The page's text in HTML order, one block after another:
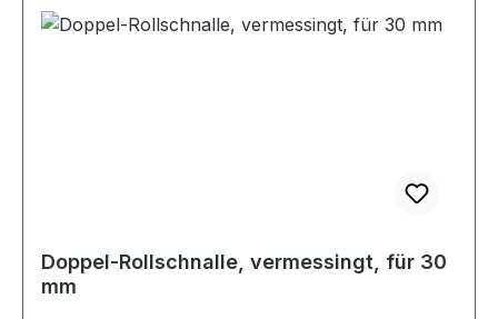
Doppel-Rollschnalle, vermessingt, für 30
mm